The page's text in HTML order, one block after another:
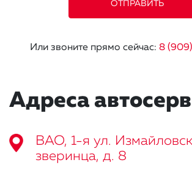
Или звоните прямо сейчас: 8 (909)
Адреса
ВАО, 1-я ул.
зверинца, д. 8